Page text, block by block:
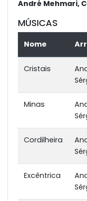
André Mehmari,
MÚSICAS
Nome
Cristais
Minas
Cordilheira
Excêntrica